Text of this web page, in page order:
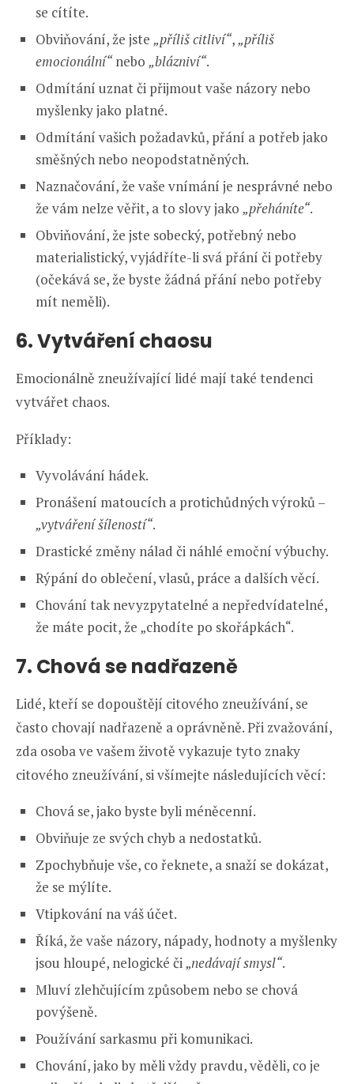
se cítíte.
Obviňování, že jste „příliš citliví“,„příliš
emocionální“nebo „blázniví“.
Odmítání uznat či přijmout vaše názory nebo
myšlenky jako platné.
Odmítání vašich požadavků, přání a potřeb jako
směšných nebo neopodstatněných.
Naznačování, že vaše vnímání je nesprávné nebo
že vám nelze věřit, a to slovy jako „přeháníte“.
Obviňování, že jste sobecký, potřebný nebo
materialistický, vyjádříte-li svá přání či potřeby
(očekává se, že byste žádná přání nebo potřeby
mít neměli).
6. Vytváření chaosu
Emocionálně zneužívající lidé mají také tendenci
vytvářet chaos.
Příklady:
Vyvolávání hádek.
Pronášení matoucích a protichůdných výroků –
„vytváření šíleností“.
Drastické změny nálad či náhlé emoční výbuchy.
Rýpání do oblečení, vlasů, práce a dalších věcí.
Chování tak nevyzpytatelné a nepředvídatelné,
že máte pocit, že „chodíte po skořápkách“.
7. Chová se nadřazeně
Lidé, kteří se dopouštějí citového zneužívání, se
často chovají nadřazeně a oprávněně. Při zvažování,
zda osoba ve vašem životě vykazuje tyto znaky
citového zneužívání, si všímejte následujících věcí:
Chová se, jako byste byli méněcenní.
Obviňuje ze svých chyb a nedostatků.
Zpochybňuje vše, co řeknete, a snaží se dokázat,
že se mýlíte.
Vtipkování na váš účet.
Říká, že vaše názory, nápady, hodnoty a myšlenky
jsou hloupé, nelogické či „nedávají smysl“.
Mluví zlehčujícím způsobem nebo se chová
povýšeně.
Používání sarkasmu při komunikaci.
Chování, jako by měli vždy pravdu, věděli, co je